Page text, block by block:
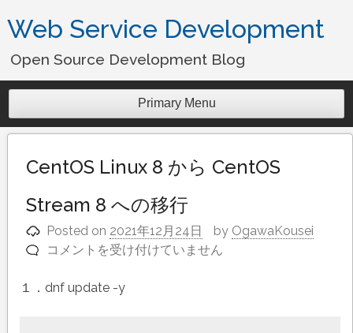
Skip
content
Web Service Development
Open Source Development Blog
Primary Menu
CentOS Linux 8 から CentOS
Stream 8 への移行
Posted on 2021年12月24日 by OgawaKousei
CentOS
8
コメントを受け付けていません
１．dnf update -y